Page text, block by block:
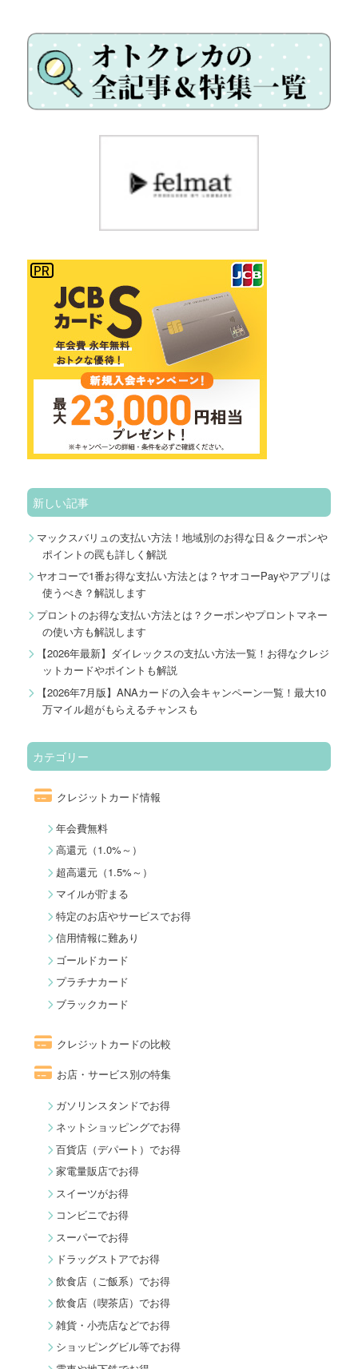
新しい記事
マックスバリュの支払い方法！地域別のお得な日＆クーポンや
ポイントの罠も詳しく解説
ヤオコーで1番お得な支払い方法とは？ヤオコーPayやアプリは
使うべき？解説します
プロントのお得な支払い方法とは？クーポンやプロントマネー
の使い方も解説します
【2026年最新】ダイレックスの支払い方法一覧！お得なクレジ
ットカードやポイントも解説
【2026年7月版】ANAカードの入会キャンペーン一覧！最大10
万マイル超がもらえるチャンスも
カテゴリー
クレジットカード情報
年会費無料
高還元（1.0%～）
超高還元（1.5%～）
マイルが貯まる
特定のお店やサービスでお得
信用情報に難あり
ゴールドカード
プラチナカード
ブラックカード
クレジットカードの比較
お店・サービス別の特集
ガソリンスタンドでお得
ネットショッピングでお得
百貨店（デパート）でお得
家電量販店でお得
スイーツがお得
コンビニでお得
スーパーでお得
ドラッグストアでお得
飲食店（ご飯系）でお得
飲食店（喫茶店）でお得
雑貨・小売店などでお得
ショッピングビル等でお得